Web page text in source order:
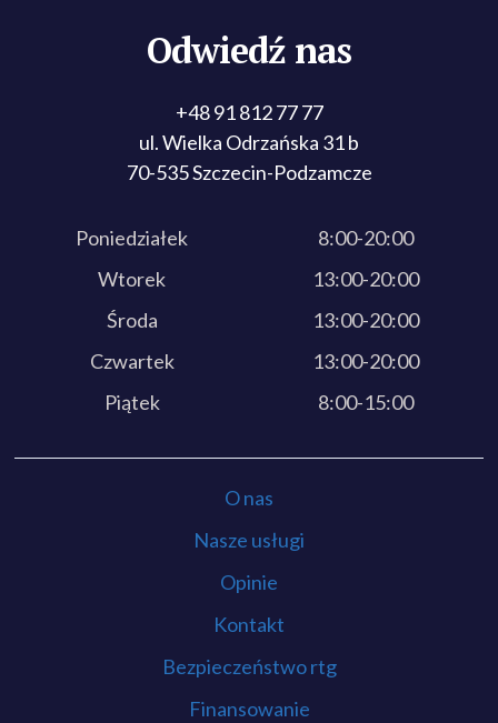
Odwiedź nas
+48 91 812 77 77
ul. Wielka Odrzańska 31 b
70-535 Szczecin-Podzamcze
Poniedziałek
8:00-20:00
Wtorek
13:00-20:00
Środa
13:00-20:00
Czwartek
13:00-20:00
Piątek
8:00-15:00
O nas
Nasze usługi
Opinie
Kontakt
Bezpieczeństwo rtg
Finansowanie